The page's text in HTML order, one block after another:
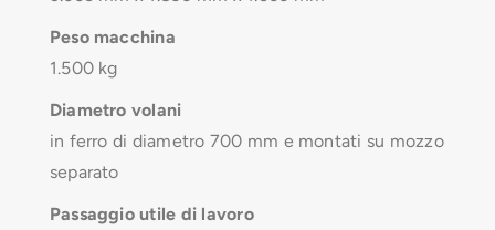
Peso macchina
1.500 kg
Diametro volani
in ferro di diametro 700 mm e montati su mozzo
separato
Passaggio utile di lavoro